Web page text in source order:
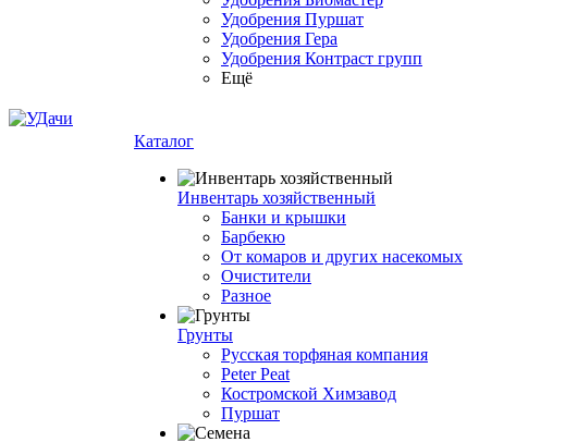
Удобрения Пуршат
Удобрения Гера
Удобрения Контраст групп
Ещё
Каталог
Инвентарь хозяйственный
Банки и крышки
Барбекю
От комаров и других насекомых
Очистители
Разное
Грунты
Русская торфяная компания
Peter Peat
Костромской Химзавод
Пуршат